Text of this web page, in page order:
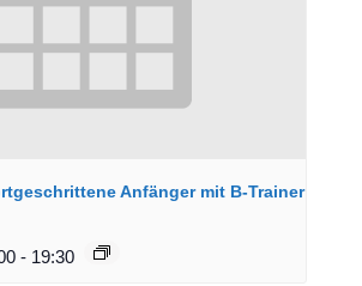
Anfänger mit B-Trainer
- 19:30